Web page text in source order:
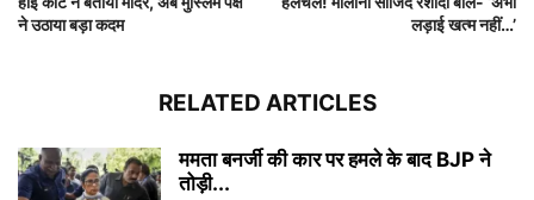
ने उठाया बड़ा कदम
लड़ाई खत्म नहीं…’
RELATED ARTICLES
ममता बनर्जी की कार पर हमले के बाद BJP ने
तोड़ी...